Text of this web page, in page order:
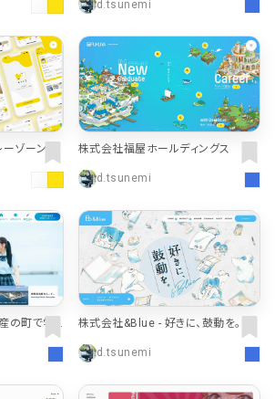
定着支援
d.tsunemi
ゾーンの
株式会社福屋ホールディングス 採
d.tsunemi
の町で学
株式会社&Blue - 好きに、鼓動を。
d.tsunemi